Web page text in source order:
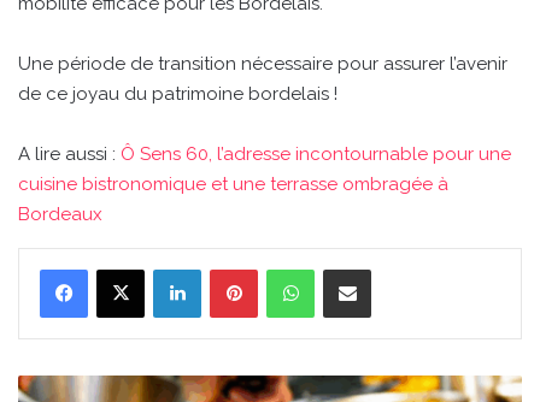
Une période de transition nécessaire pour assurer l’avenir
de ce joyau du patrimoine bordelais !
A lire aussi : Ô Sens 60, l’adresse incontournable pour une
cuisine bistronomique et une terrasse ombragée à
Bordeaux
LinkedinPinterestWhatsAppPartager par email
Ô